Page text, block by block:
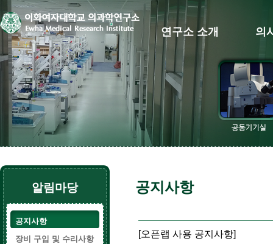
연구소 소개 의
알림마당
공지사항
장비 구입 및 수리사항
공지사항
[오픈랩 사용 공지사항]